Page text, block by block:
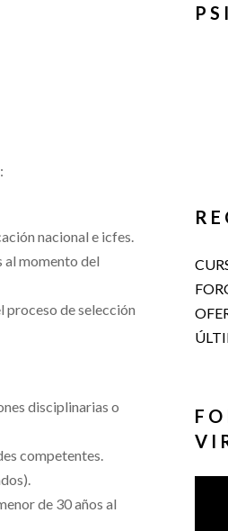
nacional e icfes.
al momento del
proceso de selección
disciplinarias o
competentes.
de 30 años al